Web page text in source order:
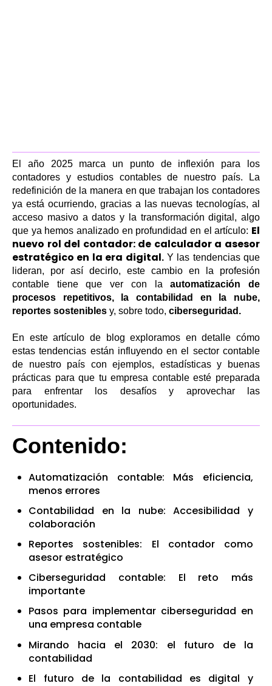
El año 2025 marca un punto de inflexión para los
contadores y estudios contables de nuestro país. La
redefinición de la manera en que trabajan los contadores
ya está ocurriendo, gracias a las nuevas tecnologías, al
acceso masivo a datos y la transformación digital, algo
que ya hemos analizado en profundidad en el artículo: El
nuevo rol del contador: de calculador a asesor
estratégico en la era digital.Y las tendencias que
lideran, por así decirlo, este cambio en la profesión
contable tiene que ver con la automatización de
procesos repetitivos, la contabilidad en la nube,
reportes sostenibles y, sobre todo, ciberseguridad.
En este artículo de blog exploramos en detalle cómo
estas tendencias están influyendo en el sector contable
de nuestro país con ejemplos, estadísticas y buenas
prácticas para que tu empresa contable esté preparada
para enfrentar los desafíos y aprovechar las
oportunidades.
Contenido:
Automatización contable: Más eficiencia,
menos errores
Contabilidad en la nube: Accesibilidad y
colaboración
Reportes sostenibles: El contador como
asesor estratégico
Ciberseguridad contable: El reto más
importante
Pasos para implementar ciberseguridad en
una empresa contable
Mirando hacia el 2030: el futuro de la
contabilidad
El futuro de la contabilidad es digital y